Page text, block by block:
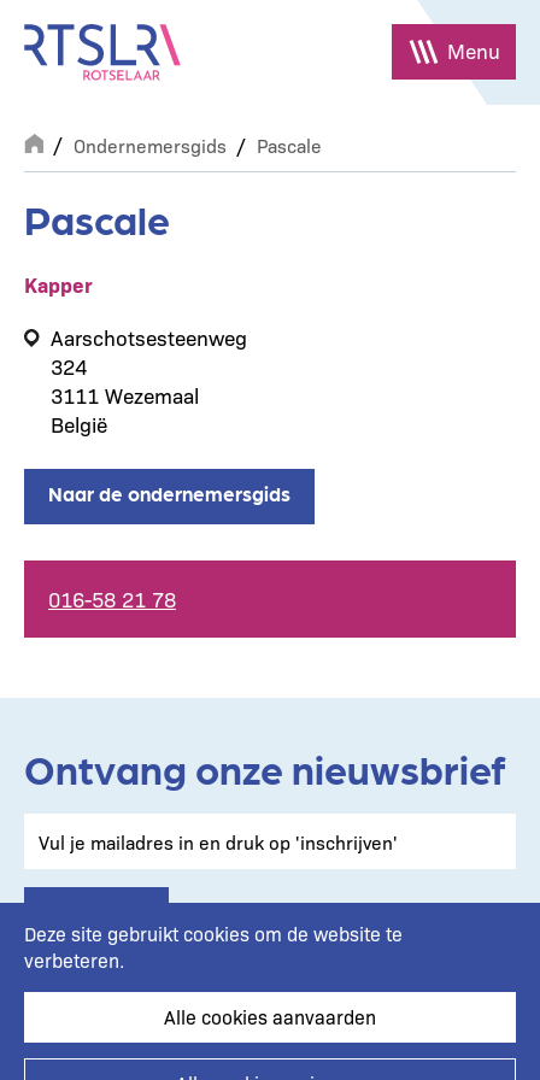
naar
inhoud
gaan
Menu
Breadcrumb
Ondernemersgids Pascale
Pascale
Kapper
Aarschotsesteenweg
324
3111 Wezemaal
België
Naar de ondernemersgids
Telefoonnummer
016-58 21 78
Ontvang onze nieuwsbrief
Footer
Deze site gebruikt cookies om de website te
verbeteren.
Alle cookies aanvaarden